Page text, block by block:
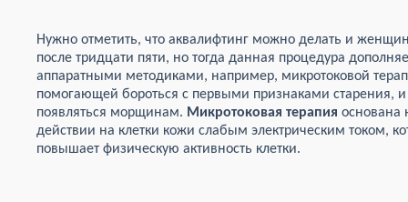
Нужно отметить, что аквалифтинг можно делать и
после тридцати пяти, но тогда данная процедура
аппаратными методиками, например, микротоковой
помогающей бороться с первыми признаками старения, и
появляться морщинам. Микротоковая терапия основана
действии на клетки кожи слабым электрическим током,
повышает физическую активность клетки.